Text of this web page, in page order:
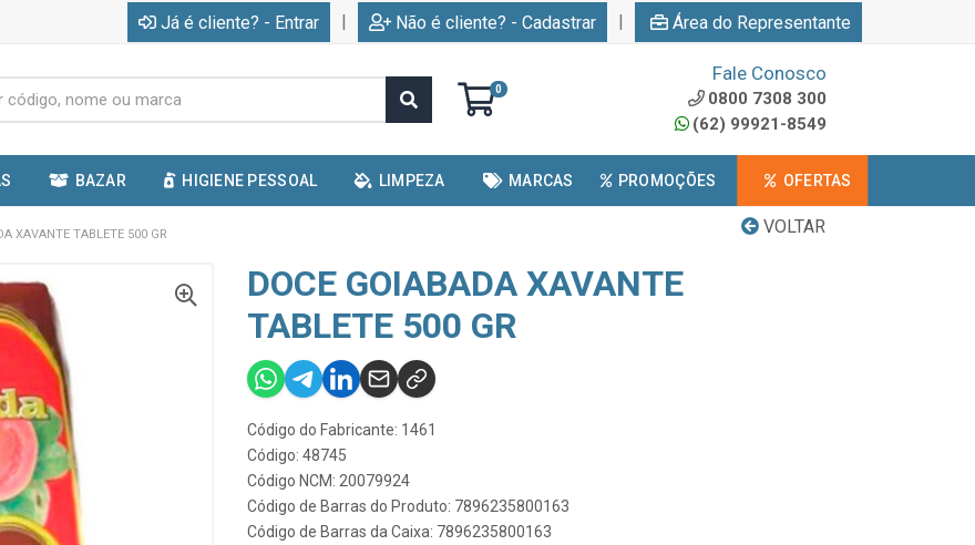
Já é cliente? - Entrar | Não é cliente? - Cadastrar | Área do Representante
0
Fale Conosco
0800 7308 300
(62) 99921-8549
BAZAR HIGIENE PESSOAL LIMPEZA MARCAS PROMOÇÕES OFERTAS
VOLTAR
XAVANTE TABLETE 500 GR
DOCE GOIABADA XAVANTE
TABLETE 500 GR
Código do Fabricante: 1461
Código: 48745
Código NCM: 20079924
Código de Barras do Produto: 7896235800163
Código de Barras da Caixa: 7896235800163